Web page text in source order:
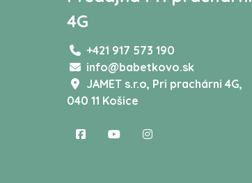
4G
+421 917 573 190
info@babetkovo.sk
JAMET s.r.o, Pri prachárni 4G,
040 11 Košice